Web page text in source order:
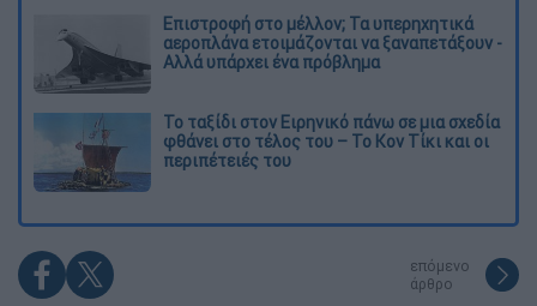
Επιστροφή στο μέλλον; Τα υπερηχητικά
αεροπλάνα ετοιμάζονται να ξαναπετάξουν -
Αλλά υπάρχει ένα πρόβλημα
Το ταξίδι στον Ειρηνικό πάνω σε μια σχεδία
φθάνει στο τέλος του – Το Κον Τίκι και οι
περιπέτειές του
επόμενο
άρθρο